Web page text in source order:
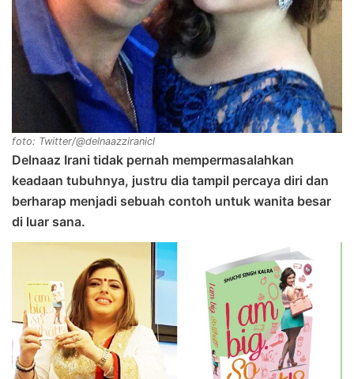
foto: Twitter/@delnaazziranicl
Delnaaz Irani tidak pernah mempermasalahkan
keadaan tubuhnya, justru dia tampil percaya diri dan
berharap menjadi sebuah contoh untuk wanita besar
di luar sana.